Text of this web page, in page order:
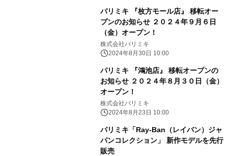
パリミキ 『枚方モール店』 移転オー
プンのお知らせ ２０２４年９月６日
（金）オープン！
株式会社パリミキ
2024年8月30日 10:00
パリミキ 『鴻池店』 移転オープンの
お知らせ ２０２４年８月３０日（金）
オープン！
株式会社パリミキ
2024年8月23日 10:00
パリミキ「Ray-Ban（レイバン）ジャ
パンコレクション」 新作モデルを先行
販売